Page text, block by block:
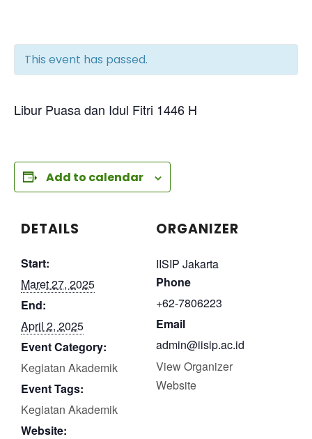
This event has passed.
Libur Puasa dan Idul Fitri 1446 H
Add to calendar
DETAILS
Start:
Maret 27, 2025
End:
April 2, 2025
Event Category:
Kegiatan Akademik
Event Tags:
Kegiatan Akademik
Website:
ORGANIZER
IISIP Jakarta
Phone
+62-7806223
Email
admin@iisip.ac.id
View Organizer
Website